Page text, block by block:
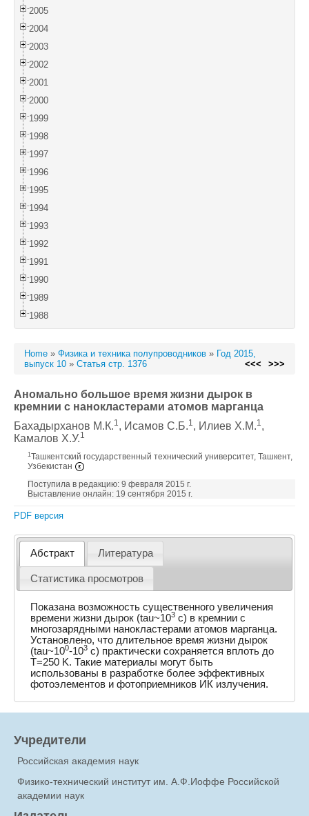
2005
2004
2003
2002
2001
2000
1999
1998
1997
1996
1995
1994
1993
1992
1991
1990
1989
1988
Home » Физика и техника полупроводников » Год 2015,
выпуск 10 » Статья стр. 1376 <<< >>>
Аномально большое время жизни дырок в
кремнии c нанокластерами атомов марганца
Бахадырханов М.К.1, Исамов С.Б.1, Илиев Х.М.1,
Камалов Х.У.1
1 Ташкентский государственный технический университет, Ташкент,
Узбекистан
Поступила в редакцию: 9 февраля 2015 г.
Выставление онлайн: 19 сентября 2015 г.
PDF версия
Абстракт Литература
Статистика просмотров
Показана возможность существенного увеличения
времени жизни дырок (tau~103 с) в кремнии с
многозарядными нанокластерами атомов марганца.
Установлено, что длительное время жизни дырок
(tau~100-103 с) практически сохраняется вплоть до
T=250 K. Такие материалы могут быть
использованы в разработке более эффективных
фотоэлементов и фотоприемников ИК излучения.
Учредители
Российская академия наук
Физико-технический институт им. А.Ф.Иоффе Российской
академии наук